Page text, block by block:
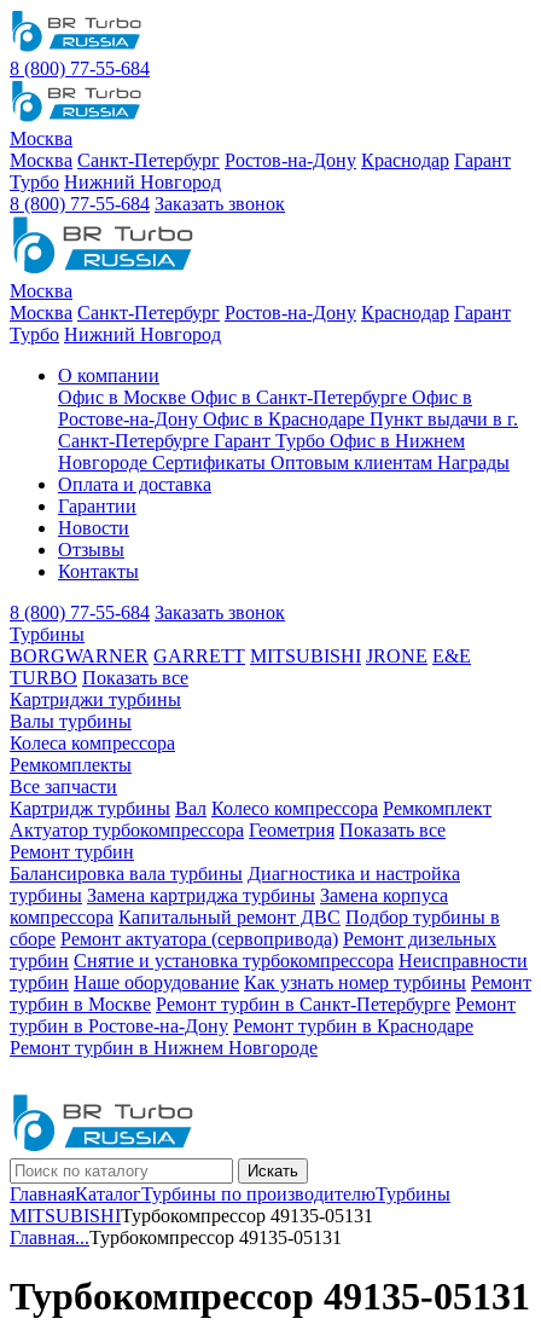
8 (800) 77-55-684
Москва
Москва Санкт-Петербург Ростов-на-Дону Краснодар Гарант
Турбо Нижний Новгород
8 (800) 77-55-684 Заказать звонок
Москва
Москва Санкт-Петербург Ростов-на-Дону Краснодар Гарант
Турбо Нижний Новгород
О компании
Офис в Москве Офис в Санкт-Петербурге Офис в
Ростове-на-Дону Офис в Краснодаре Пункт выдачи в г.
Санкт-Петербурге Гарант Турбо Офис в Нижнем
Новгороде Сертификаты Оптовым клиентам Награды
Оплата и доставка
Гарантии
Новости
Отзывы
Контакты
8 (800) 77-55-684 Заказать звонок
Турбины
BORGWARNER GARRETT MITSUBISHI JRONE E&E
TURBO Показать все
Картриджи турбины
Валы турбины
Колеса компрессора
Ремкомплекты
Все запчасти
Картридж турбины Вал Колесо компрессора Ремкомплект
Актуатор турбокомпрессора Геометрия Показать все
Ремонт турбин
Балансировка вала турбины Диагностика и настройка
турбины Замена картриджа турбины Замена корпуса
компрессора Капитальный ремонт ДВС Подбор турбины в
сборе Ремонт актуатора (сервопривода) Ремонт дизельных
турбин Снятие и установка турбокомпрессора Неисправности
турбин Наше оборудование Как узнать номер турбины Ремонт
турбин в Москве Ремонт турбин в Санкт-Петербурге Ремонт
турбин в Ростове-на-Дону Ремонт турбин в Краснодаре
Ремонт турбин в Нижнем Новгороде
Искать
ГлавнаяКаталогТурбины по производителюТурбины
MITSUBISHIТурбокомпрессор 49135-05131
Главная...Турбокомпрессор 49135-05131
Турбокомпрессор 49135-05131